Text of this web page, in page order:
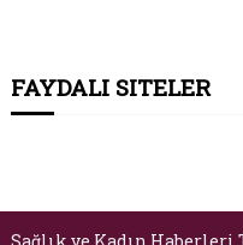
FAYDALI SITELER